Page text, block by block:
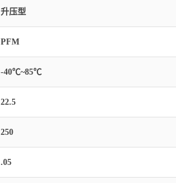
升压型
PFM
-40℃~85℃
22.5
250
.05